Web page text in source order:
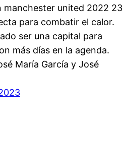
manchester united 2022 23
para combatir el calor.
ser una capital para
más días en la agenda.
María García y José